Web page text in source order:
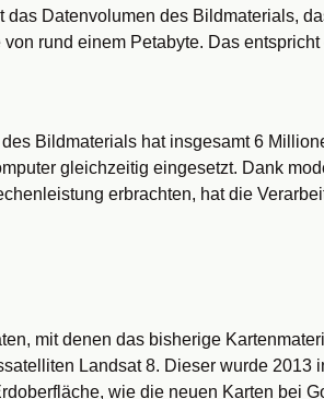
das Datenvolumen des Bildmaterials,
rund einem Petabyte. Das
Bildmaterials hat insgesamt 6
gleichzeitig eingesetzt. Dank
erbrachten, hat die
mit denen das bisherige
Landsat 8. Dieser wurde 2013
wie die neuen Karten bei